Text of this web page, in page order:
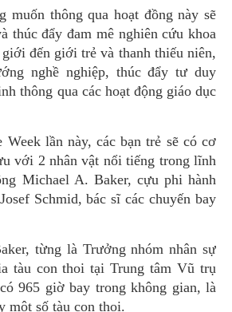
muốn thông qua hoạt đồng này sẽ
thúc đẩy đam mê nghiên cứu khoa
đến giới trẻ và thanh thiếu niên,
nghề nghiệp, thúc đẩy tư duy
thông qua các hoạt động giáo dục
Week lần này, các bạn trẻ sẽ có cơ
với 2 nhân vật nổi tiếng trong lĩnh
Michael A. Baker, cựu phi hành
Schmid, bác sĩ các chuyến bay
từng là Trưởng nhóm nhân sự
tàu con thoi tại Trung tâm Vũ trụ
965 giờ bay trong không gian, là
một số tàu con thoi.